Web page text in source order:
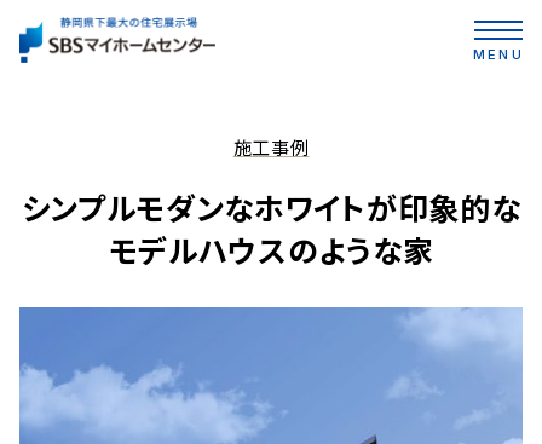
MENU
施工事例
シンプルモダンなホワイトが印象的な
モデルハウスのような家